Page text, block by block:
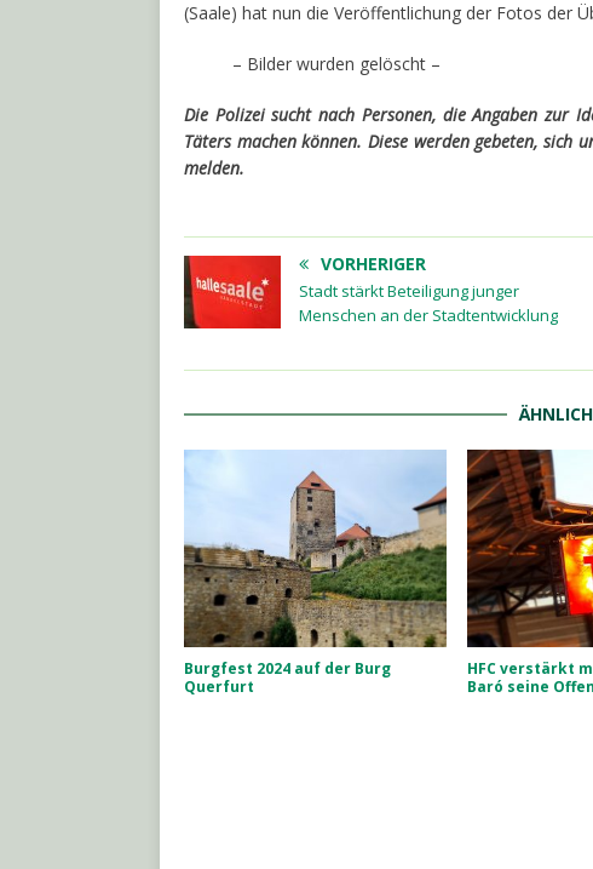
(Saale) hat nun die Veröffentlichung der Fotos der
– Bilder wurden gelöscht –
Die Polizei sucht nach Personen, die Angaben zur
Täters machen können. Diese werden gebeten,
melden.
VORHERIGER
Stadt stärkt Beteiligung junger
Menschen an der Stadtentwicklung
Burgfest 2024 auf der Burg
Querfurt
HFC verstärkt
Baró seine